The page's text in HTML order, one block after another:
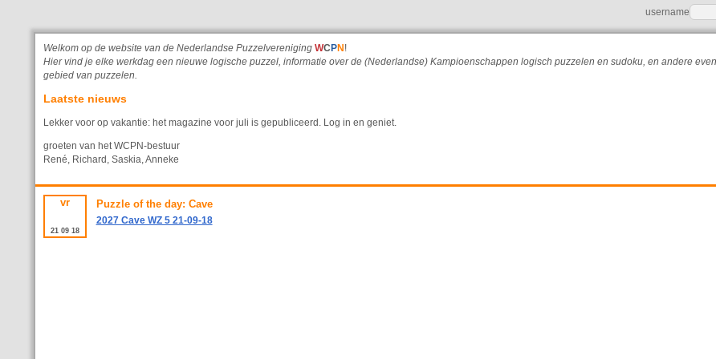
username
Welkom op de website van de Nederlandse Puzzelvereniging WC PN !
Hier vind je elke werkdag een nieuwe logische puzzel, informatie over de (Nederlandse) Kampioenschappen logisch puzzelen en sudoku, en andere
gebied van puzzelen.
Laatste nieuws
Lekker voor op vakantie: het magazine voor juli is gepubliceerd. Log in en geniet.
groeten van het WCPN-bestuur
René, Richard, Saskia, Anneke
vr
21 09 18
Puzzle of the day: Cave
2027 Cave WZ 5 21-09-18